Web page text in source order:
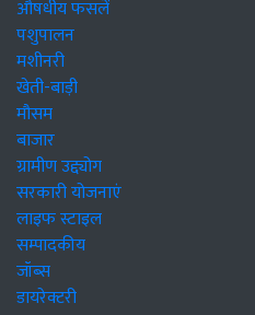
औषधीय फसलें
पशुपालन
मशीनरी
खेती-बाड़ी
मौसम
बाजार
ग्रामीण उद्द्योग
सरकारी योजनाएं
लाइफ स्टाइल
सम्पादकीय
जॉब्स
डायरेक्टरी